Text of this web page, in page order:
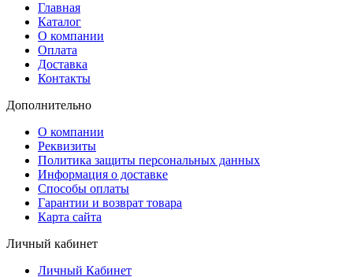
Главная
Каталог
О компании
Оплата
Доставка
Контакты
Дополнительно
О компании
Реквизиты
Политика защиты персональных данных
Информация о доставке
Способы оплаты
Гарантии и возврат товара
Карта сайта
Личный кабинет
Личный Кабинет